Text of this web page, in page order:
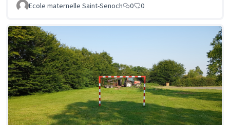
Ecole maternelle Saint-Senoch
0 0